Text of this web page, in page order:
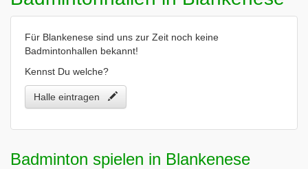
Für Blankenese sind uns zur Zeit noch keine
Badmintonhallen bekannt!
Kennst Du welche?
Halle eintragen
Badminton spielen in Blankenese